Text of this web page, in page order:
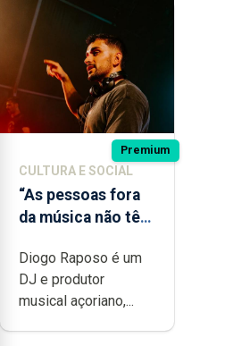
Premium
CULTURA E SOCIAL
“As pessoas fora
da música não têm
difícil é produzir
uma música”
Diogo Raposo é um
DJ e produtor
musical açoriano,...